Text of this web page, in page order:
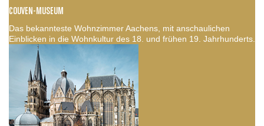
COUVEN-MUSEUM
Das bekannteste Wohnzimmer Aachens, mit anschaulichen
Einblicken in die Wohnkultur des 18. und frühen 19. Jahrhunderts.